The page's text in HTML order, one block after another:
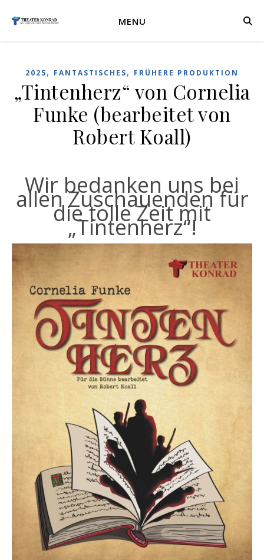
MENU
2025, FANTASTISCHES, FRÜHERE PRODUKTION
„Tintenherz“ von Cornelia
Funke (bearbeitet von
Robert Koall)
Wir bedanken uns bei
allen Zuschauenden für
die tolle Zeit mit
„Tintenherz“!